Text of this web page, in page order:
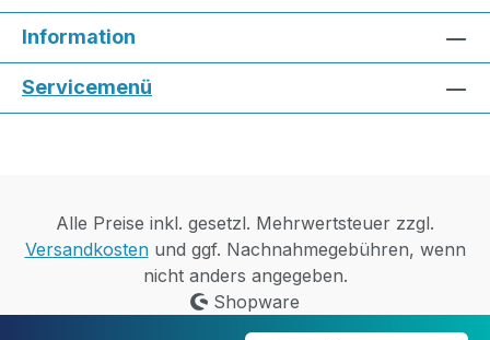
Information
Servicemenü
Alle Preise inkl. gesetzl. Mehrwertsteuer zzgl.
Versandkostenund ggf. Nachnahmegebühren, wenn
nicht anders angegeben.
Shopware